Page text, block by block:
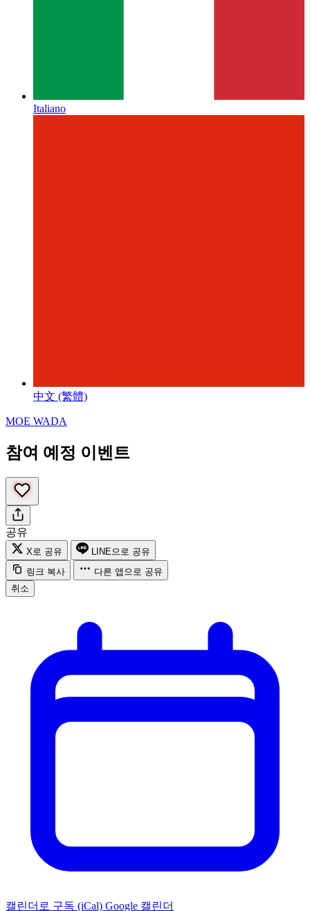
Italiano
中文 (繁體)
MOE WADA
참여 예정 이벤트
공유
X로 공유
LINE으로 공유
링크 복사
다른 앱으로 공유
취소
캘린더로 구독 (iCal) Google 캘린더